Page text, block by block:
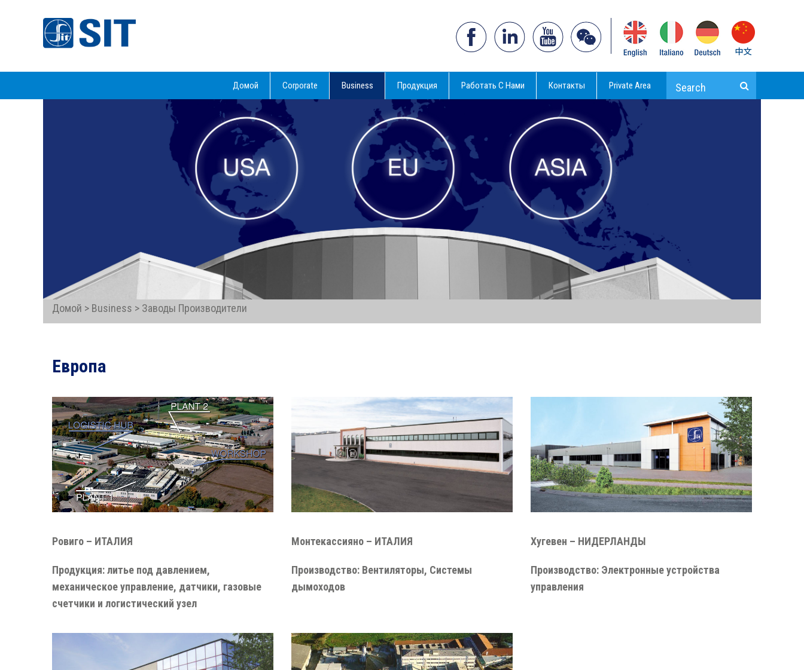
Домой Corporate Business Продукция Работать С Нами Контакты Private Area
Домой > Business > Заводы Производители
Европа
Ровиго – ИТАЛИЯ
Продукция: литье под давлением,
механическое управление, датчики, газовые
счетчики и логистический узел
Монтекассияно – ИТАЛИЯ
Производство: Вентиляторы, Системы
дымоходов
Хугевен – НИДЕРЛАНДЫ
Производство: Электронные устройства
управления